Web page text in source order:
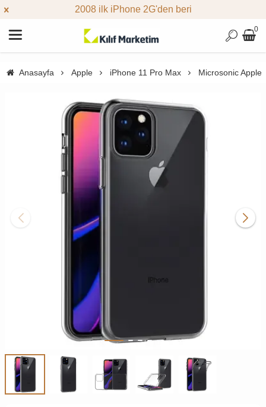
2008 ilk iPhone 2G'den beri
0
Anasayfa Apple iPhone 11 Pro Max Microsonic Apple